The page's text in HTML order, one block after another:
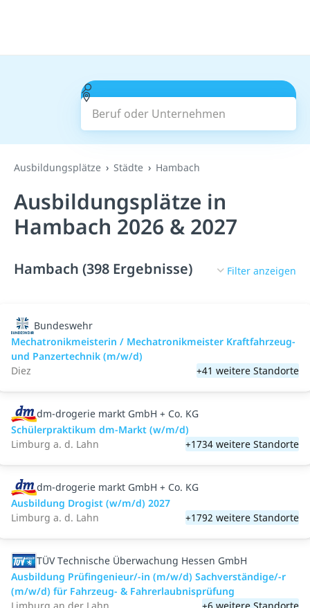
Beruf oder Unternehmen
Suchen
Ausbildungsplätze Städte Hambach
Ausbildungsplätze in
Hambach 2026 & 2027
Hambach (398 Ergebnisse) Filter anzeigen
Bundeswehr
Mechatronikmeisterin / Mechatronikmeister Kraftfahrzeug-
und Panzertechnik (m/w/d)
Diez
+41 weitere Standorte
dm-drogerie markt GmbH + Co. KG
Schülerpraktikum dm-Markt (w/m/d)
Limburg a. d. Lahn
+1734 weitere Standorte
dm-drogerie markt GmbH + Co. KG
Ausbildung Drogist (w/m/d) 2027
Limburg a. d. Lahn
+1792 weitere Standorte
TÜV Technische Überwachung Hessen GmbH
Ausbildung Prüfingenieur/-in (m/w/d) Sachverständige/-r
(m/w/d) für Fahrzeug- & Fahrerlaubnisprüfung